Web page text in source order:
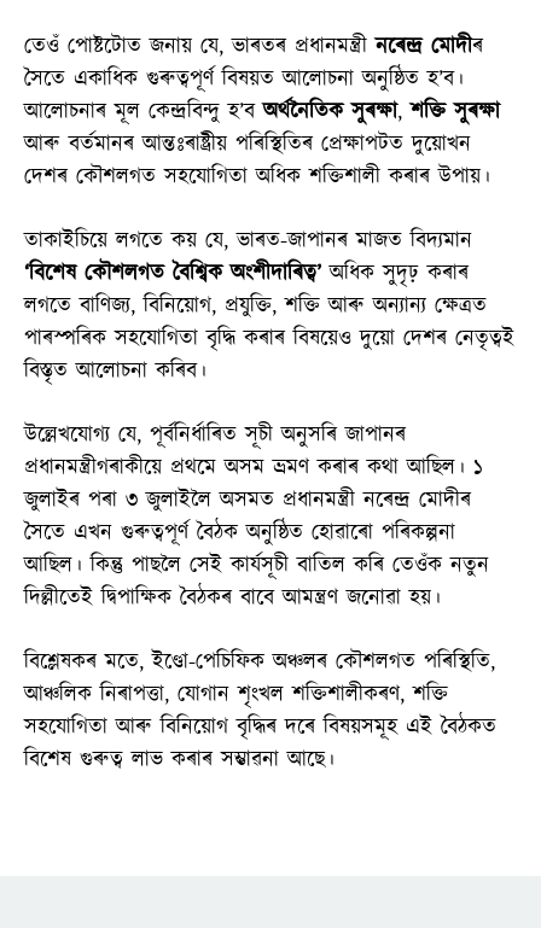
তেওঁ পোষ্টটোত জনায় যে, ভাৰতৰ প্ৰধানমন্ত্ৰীনৰেন্দ্ৰ মোদীৰ
সৈতে একাধিক গুৰুত্বপূৰ্ণ বিষয়ত আলোচনা অনুষ্ঠিত হ’ব।
আলোচনাৰ মূল কেন্দ্ৰবিন্দু হ’বঅৰ্থনৈতিক সুৰক্ষা,শক্তি সুৰক্ষা
আৰু বৰ্তমানৰ আন্তঃৰাষ্ট্ৰীয় পৰিস্থিতিৰ প্ৰেক্ষাপটত দুয়োখন
দেশৰ কৌশলগত সহযোগিতা অধিক শক্তিশালী কৰাৰ উপায়।
তাকাইচিয়ে লগতে কয় যে, ভাৰত-জাপানৰ মাজত বিদ্যমান
‘বিশেষ কৌশলগত বৈশ্বিক অংশীদাৰিত্ব’ অধিক সুদৃঢ় কৰাৰ
লগতে বাণিজ্য, বিনিয়োগ, প্ৰযুক্তি, শক্তি আৰু অন্যান্য ক্ষেত্ৰত
পাৰস্পৰিক সহযোগিতা বৃদ্ধি কৰাৰ বিষয়েও দুয়ো দেশৰ নেতৃত্বই
বিস্তৃত আলোচনা কৰিব।
উল্লেখযোগ্য যে, পূৰ্বনিৰ্ধাৰিত সূচী অনুসৰি জাপানৰ
প্ৰধানমন্ত্ৰীগৰাকীয়ে প্ৰথমে অসম ভ্ৰমণ কৰাৰ কথা আছিল। ১
জুলাইৰ পৰা ৩ জুলাইলৈ অসমত প্ৰধানমন্ত্ৰী নৰেন্দ্ৰ মোদীৰ
সৈতে এখন গুৰুত্বপূৰ্ণ বৈঠক অনুষ্ঠিত হোৱাৰো পৰিকল্পনা
আছিল। কিন্তু পাছলৈ সেই কাৰ্যসূচী বাতিল কৰি তেওঁক নতুন
দিল্লীতেই দ্বিপাক্ষিক বৈঠকৰ বাবে আমন্ত্ৰণ জনোৱা হয়।
বিশ্লেষকৰ মতে, ইণ্ডো-পেচিফিক অঞ্চলৰ কৌশলগত পৰিস্থিতি,
আঞ্চলিক নিৰাপত্তা, যোগান শৃংখল শক্তিশালীকৰণ, শক্তি
সহযোগিতা আৰু বিনিয়োগ বৃদ্ধিৰ দৰে বিষয়সমূহ এই বৈঠকত
বিশেষ গুৰুত্ব লাভ কৰাৰ সম্ভাৱনা আছে।